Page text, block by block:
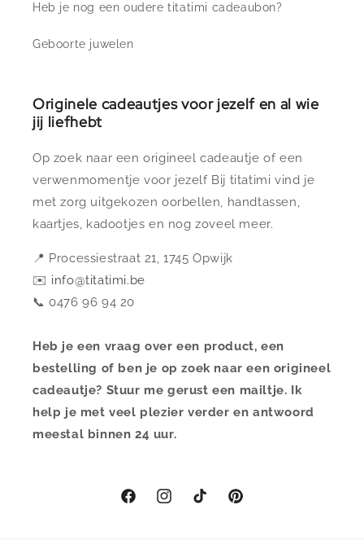
Heb je nog een oudere titatimi cadeaubon?
Geboorte juwelen
Originele cadeautjes voor jezelf en al wie
jij liefhebt
Op zoek naar een origineel cadeautje of een
verwenmomentje voor jezelf Bij titatimi vind je
met zorg uitgekozen oorbellen, handtassen,
kaartjes, kadootjes en nog zoveel meer.
📍 Processiestraat 21, 1745 Opwijk
✉️ info@titatimi.be
📞 0476 96 94 20
Heb je een vraag over een product, een
bestelling of ben je op zoek naar een origineel
cadeautje? Stuur me gerust een mailtje. Ik
help je met veel plezier verder en antwoord
meestal binnen 24 uur.
FacebookInstagramTikTok Pinterest